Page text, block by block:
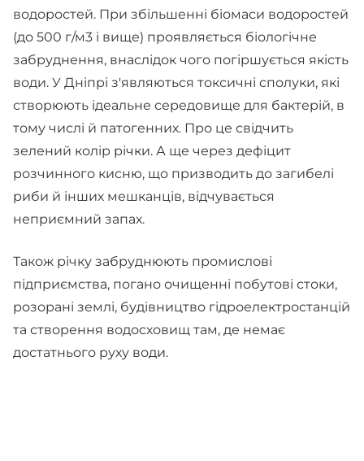
водоростей. При збільшенні біомаси водоростей
(до 500 г/м3 і вище) проявляється біологічне
забруднення, внаслідок чого погіршується якість
води. У Дніпрі з'являються токсичні сполуки, які
створюють ідеальне середовище для бактерій, в
тому числі й патогенних. Про це свідчить
зелений колір річки. А ще через дефіцит
розчинного кисню, що призводить до загибелі
риби й інших мешканців, відчувається
неприємний запах.
Також річку забруднюють промислові
підприємства, погано очищенні побутові стоки,
розорані землі, будівництво гідроелектростанцій
та створення водосховищ там, де немає
достатнього руху води.